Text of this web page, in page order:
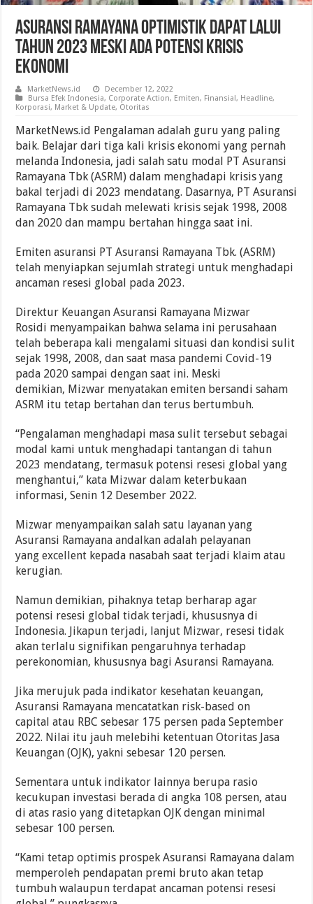
Asuransi Ramayana Optimistik Dapat Lalui
Tahun 2023 Meski Ada Potensi Krisis
Ekonomi
MarketNews.id
December 12, 2022
Bursa Efek Indonesia, Corporate Action, Emiten, Finansial, Headline,
Korporasi, Market & Update, Otoritas
MarketNews.id Pengalaman adalah guru yang paling
baik. Belajar dari tiga kali krisis ekonomi yang pernah
melanda Indonesia, jadi salah satu modal PT Asuransi
Ramayana Tbk (ASRM) dalam menghadapi krisis yang
bakal terjadi di 2023 mendatang. Dasarnya, PT Asuransi
Ramayana Tbk sudah melewati krisis sejak 1998, 2008
dan 2020 dan mampu bertahan hingga saat ini.
Emiten asuransi PT Asuransi Ramayana Tbk. (ASRM)
telah menyiapkan sejumlah strategi untuk menghadapi
ancaman resesi global pada 2023.
Direktur Keuangan Asuransi Ramayana Mizwar
Rosidi menyampaikan bahwa selama ini perusahaan
telah beberapa kali mengalami situasi dan kondisi sulit
sejak 1998, 2008, dan saat masa pandemi Covid-19
pada 2020 sampai dengan saat ini. Meski
demikian, Mizwar menyatakan emiten bersandi saham
ASRM itu tetap bertahan dan terus bertumbuh.
“Pengalaman menghadapi masa sulit tersebut sebagai
modal kami untuk menghadapi tantangan di tahun
2023 mendatang, termasuk potensi resesi global yang
menghantui,” kata Mizwar dalam keterbukaan
informasi, Senin 12 Desember 2022.
Mizwar menyampaikan salah satu layanan yang
Asuransi Ramayana andalkan adalah pelayanan
yang excellent kepada nasabah saat terjadi klaim atau
kerugian.
Namun demikian, pihaknya tetap berharap agar
potensi resesi global tidak terjadi, khususnya di
Indonesia. Jikapun terjadi, lanjut Mizwar, resesi tidak
akan terlalu signifikan pengaruhnya terhadap
perekonomian, khususnya bagi Asuransi Ramayana.
Jika merujuk pada indikator kesehatan keuangan,
Asuransi Ramayana mencatatkan risk-based on
capital atau RBC sebesar 175 persen pada September
2022. Nilai itu jauh melebihi ketentuan Otoritas Jasa
Keuangan (OJK), yakni sebesar 120 persen.
Sementara untuk indikator lainnya berupa rasio
kecukupan investasi berada di angka 108 persen, atau
di atas rasio yang ditetapkan OJK dengan minimal
sebesar 100 persen.
“Kami tetap optimis prospek Asuransi Ramayana dalam
memperoleh pendapatan premi bruto akan tetap
tumbuh walaupun terdapat ancaman potensi resesi